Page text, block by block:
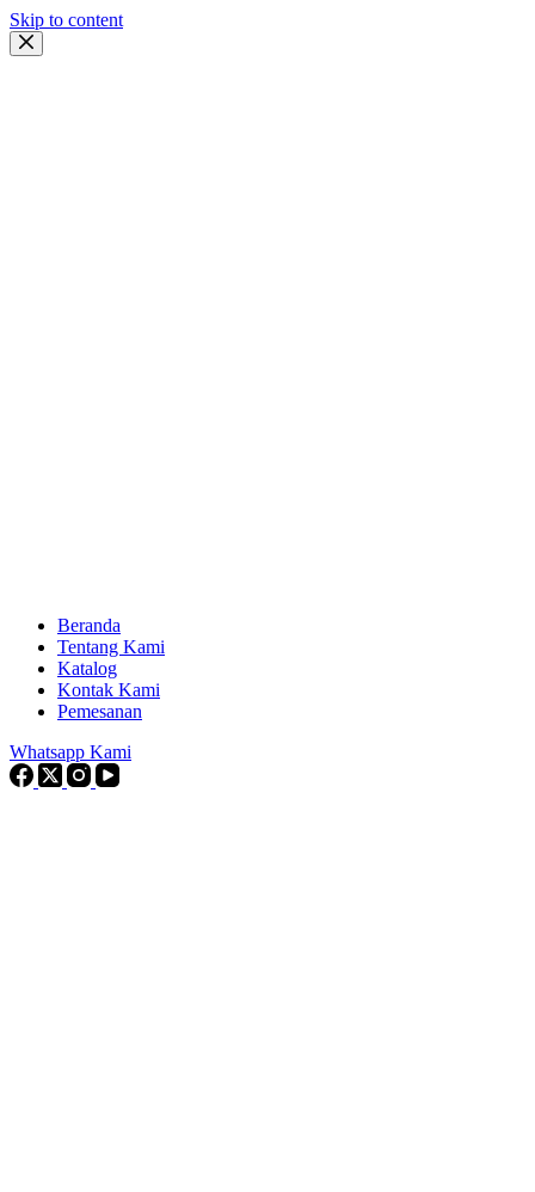
Skip to content
Beranda
Tentang Kami
Katalog
Kontak Kami
Pemesanan
Whatsapp Kami